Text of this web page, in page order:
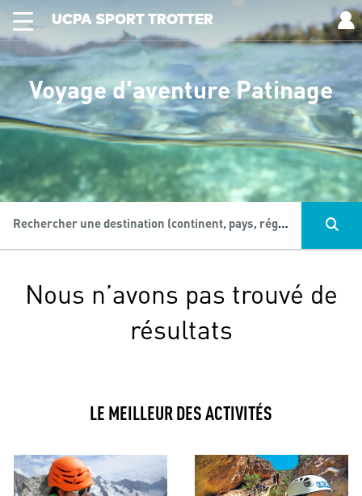
UCPA SPORT TROTTER
Voyage d'aventure Patinage
Rechercher une destination (continent, pays, région...), une activité...
Nous n’avons pas trouvé de
résultats
LE MEILLEUR DES ACTIVITÉS